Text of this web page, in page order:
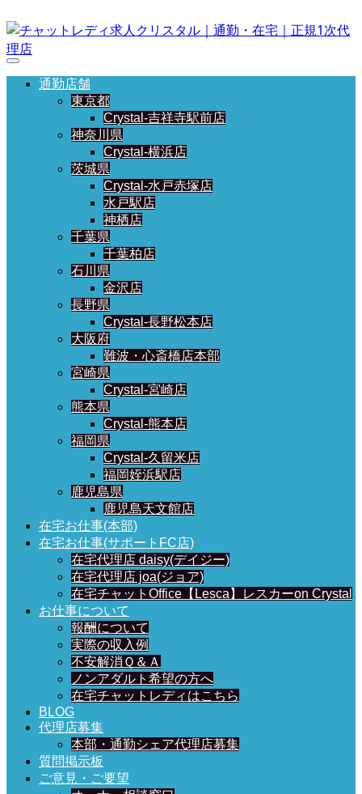
通勤店舗
東京都
Crystal-吉祥寺駅前店
神奈川県
Crystal-横浜店
茨城県
Crystal-水戸赤塚店
水戸駅店
神栖店
千葉県
千葉柏店
石川県
金沢店
長野県
Crystal-長野松本店
大阪府
難波・心斎橋店本部
宮崎県
Crystal-宮崎店
熊本県
Crystal-熊本店
福岡県
Crystal-久留米店
福岡姪浜駅店
鹿児島県
鹿児島天文館店
在宅お仕事(本部)
在宅お仕事(サポートFC店)
在宅代理店 daisy(デイジー)
在宅代理店 joa(ジョア)
在宅チャットOffice【Lesca】レスカーon Crystal
お仕事について
報酬について
実際の収入例
不安解消Ｑ＆Ａ
ノンアダルト希望の方へ
在宅チャットレディはこちら
BLOG
代理店募集
本部・通勤シェア代理店募集
質問掲示板
ご意見・ご要望